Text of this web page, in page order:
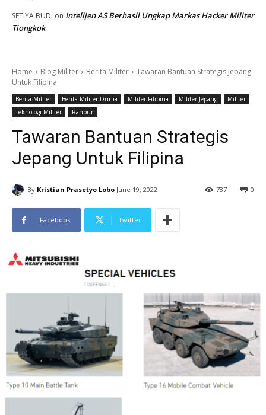
SETIYA BUDI on Intelijen AS Berhasil Ungkap Markas Hacker Militer
Tiongkok